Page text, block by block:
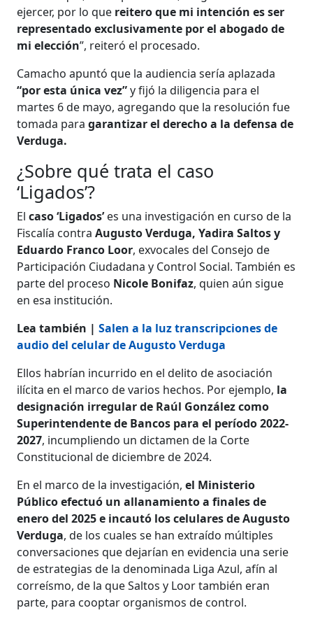
ejercer, por lo que reitero que mi intención es ser
representado exclusivamente por el abogado de
mi elección”, reiteró el procesado.
Camacho apuntó que la audiencia sería aplazada
“por esta única vez”y fijó la diligencia para el
martes 6 de mayo, agregando que la resolución fue
tomada paragarantizar el derecho a la defensa de
Verduga.
¿Sobre qué trata el caso
‘Ligados’?
Elcaso ‘Ligados’ es una investigación en curso de la
Fiscalía contra Augusto Verduga, Yadira Saltos y
Eduardo Franco Loor, exvocales del Consejo de
Participación Ciudadana y Control Social. También es
parte del proceso Nicole Bonifaz, quien aún sigue
en esa institución.
Lea también |Salen a la luz transcripciones de
audio del celular de Augusto Verduga
Ellos habrían incurrido en el delito de asociación
ilícita en el marco de varios hechos. Por ejemplo, la
designación irregular de Raúl González como
Superintendente de Bancos para el período 2022-
2027, incumpliendo un dictamen de la Corte
Constitucional de diciembre de 2024.
En el marco de la investigación, el Ministerio
Público efectuó un allanamiento a finales de
enero del 2025 e incautó los celulares de Augusto
Verduga, de los cuales se han extraído múltiples
conversaciones que dejarían en evidencia una serie
de estrategias de la denominada Liga Azul, afín al
correísmo, de la que Saltos y Loor también eran
parte, para cooptar organismos de control.